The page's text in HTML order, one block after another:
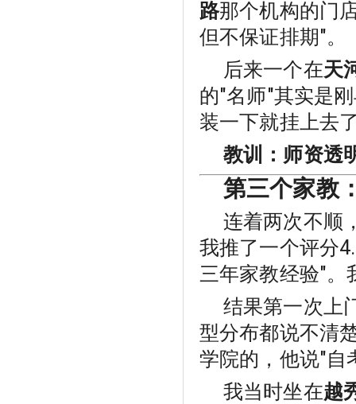
路那个机构的门
但不保证排期"。
后来一个在天
的"名师"其实是
装一下就挂上去
教训：师资透
第三个家教
连着两次不顺
我推了一个评分
三年家教经验"。
结果第一次上
型分布都说不清
学院的，他说"自
我当时坐在越